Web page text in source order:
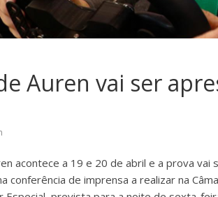
Auren vai ser
acontece a 19 e 20 de abril e a prova vai
conferência de imprensa a realizar na